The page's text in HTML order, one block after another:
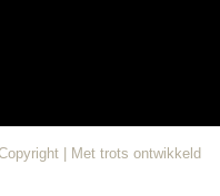
| Met trots ontwikkeld